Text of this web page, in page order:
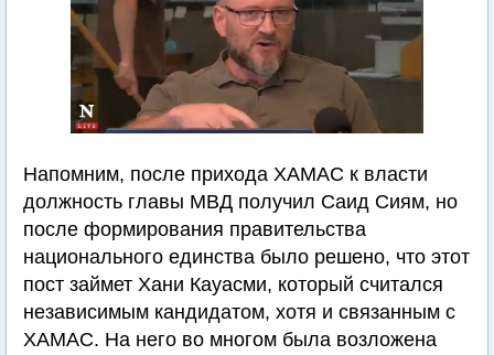
Напомним, после прихода ХАМАС к власти
должность главы МВД получил Саид Сиям, но
после формирования правительства
национального единства было решено, что этот
пост займет Хани Кауасми, который считался
независимым кандидатом, хотя и связанным с
ХАМАС. На него во многом была возложена